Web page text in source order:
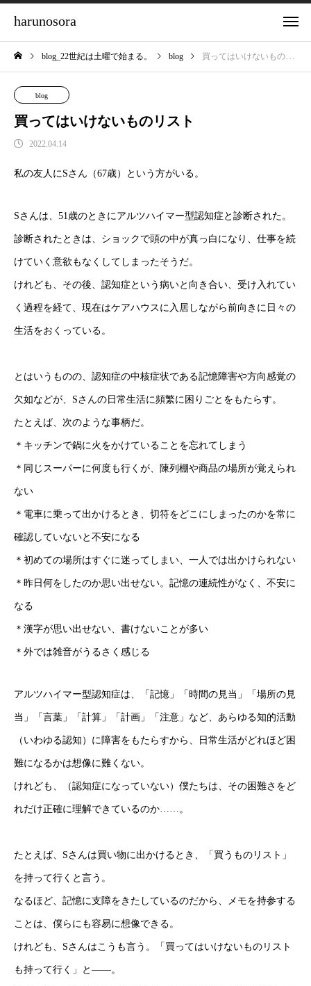
harunosora
blog_22世紀は土曜で始まる。 blog 買ってはいけないものリスト
blog
買ってはいけないものリスト
2022.04.14
私の友人にSさん（67歳）という方がいる。
Sさんは、51歳のときにアルツハイマー型認知症と診断された。
診断されたときは、ショックで頭の中が真っ白になり、仕事を続
けていく意欲もなくしてしまったそうだ。
けれども、その後、認知症という病いと向き合い、受け入れてい
く過程を経て、現在はケアハウスに入居しながら前向きに日々の
生活をおくっている。
とはいうものの、認知症の中核症状である記憶障害や方向感覚の
欠如などが、Sさんの日常生活に頻繁に困りごとをもたらす。
たとえば、次のような事柄だ。
＊キッチンで鍋に火をかけていることを忘れてしまう
＊同じスーパーに何度も行くが、陳列棚や商品の場所が覚えられ
ない
＊電車に乗って出かけるとき、切符をどこにしまったのかを常に
確認していないと不安になる
＊初めての場所はすぐに迷ってしまい、一人では出かけられない
＊昨日何をしたのか思い出せない。記憶の連続性がなく、不安に
なる
＊漢字が思い出せない、書けないことが多い
＊外では雑音がうるさく感じる
アルツハイマー型認知症は、「記憶」「時間の見当」「場所の見
当」「言葉」「計算」「計画」「注意」など、あらゆる知的活動
（いわゆる認知）に障害をもたらすから、日常生活がどれほど困
難になるかは想像に難くない。
けれども、（認知症になっていない）僕たちは、その困難さをど
れだけ正確に理解できているのか……。
たとえば、Sさんは買い物に出かけるとき、「買うものリスト」
を持って行くと言う。
なるほど、記憶に支障をきたしているのだから、メモを持参する
ことは、僕らにも容易に想像できる。
けれども、Sさんはこうも言う。「買ってはいけないものリスト
も持って行く」と――。